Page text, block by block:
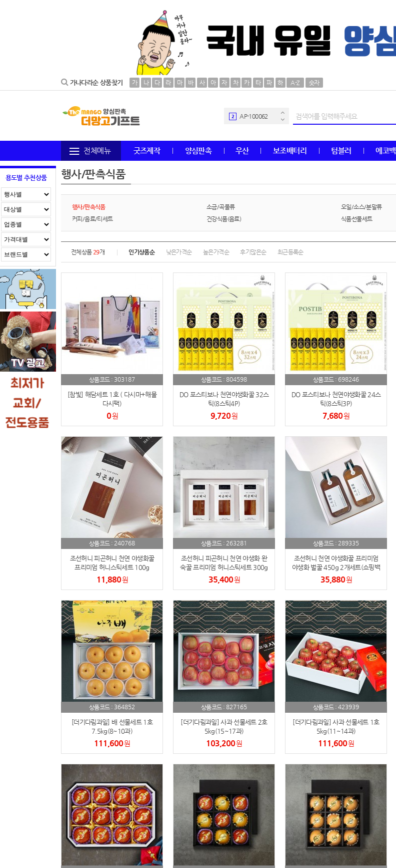
가나다라순 상품찾기 가 나 다 라 마 바 사 아 자 차 카 타 파 하 A-Z 숫자
2 AP-100062
4 수건
볼펜
6
텀블러
10 AP-100125
11 usb
12 보조배터리
13 송월타올
14 에코백
15 AP-100025
16 쿠션
AP-100050
18 노트
19 스테들러
20 구급
22 티슈
23
24 손톱깍이
25 AP-100071
26 보냉
27 AP-100052
28 AP-100150
AP-100084
30 AP-100106
1 우산
AP-100062
3 타올
4 수건
5 볼펜
6 양심판촉
전체메뉴 굿즈제작 양심판촉 우산 보조배터리 텀블러 에코백
용도별 추천상품 행사/판촉식품
행사/판촉식품 소금/곡물류 오일/소스/분말류
커피/음료/티세트
건강식품(음료) 식품선물세트
전체상품 29개 인기상품순 낮은가격순 높은가격순 후기많은순 최근등록순
상품코드 : 303187
[참빛] 해담세트 1호 ( 다시마+해물
다시팩)
0원
상품코드 : 804598
DO 포스티보나 천연야생화꿀 32스
틱(8스틱4P)
9,720원
상품코드 : 698246
DO 포스티보나 천연야생화꿀 24스
틱(8스틱3P)
7,680원
상품코드 : 240768
조선허니 피곤허니 천연 야생화꿀
프리미엄 허니스틱세트 100g
11,880원
상품코드 : 263281
조선허니 피곤허니 천연 야생화 완
숙꿀 프리미엄 허니스틱세트 300g
(쇼핑백포함)
35,400원
상품코드 : 289335
조선허니 천연 야생화꿀 프리미엄
야생화 벌꿀 450g 2개세트(쇼핑백
포함)
35,880원
상품코드 : 364852
[더기다림과일] 배 선물세트 1호
7.5kg(8~10과)
111,600원
상품코드 : 827165
[더기다림과일] 사과 선물세트 2호
5kg(15~17과)
103,200원
상품코드 : 423939
[더기다림과일] 사과 선물세트 1호
5kg(11~14과)
111,600원